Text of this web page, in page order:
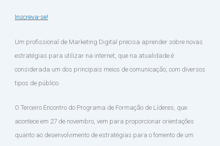
Inscreva-se!
Um profissional de Marketing Digital precisa aprender sobre novas
estratégias para utilizar na internet, que na atualidade é
considerada um dos principais meios de comunicação, com diversos
tipos de público.
O Terceiro Encontro do Programa de Formação de Líderes, que
acontece em 27 de novembro, vem para proporcionar orientações
quanto ao desenvolvimento de estratégias para o fomento de um